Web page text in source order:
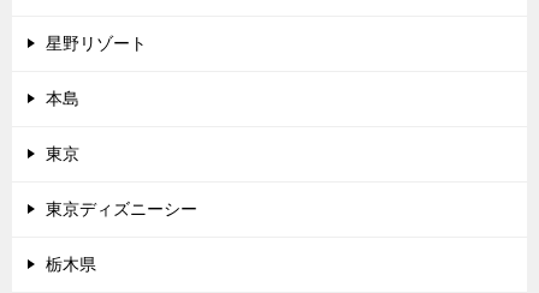
星野リゾート
本島
東京
東京ディズニーシー
栃木県